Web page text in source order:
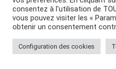
Newsletter
Rôles Modèles
consentez à l'utilisation de
vous pouvez visiter les «
obtenir un consentement
Configuration des cookies